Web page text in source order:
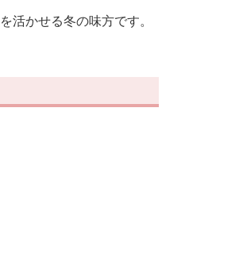
かせる冬の味方です。